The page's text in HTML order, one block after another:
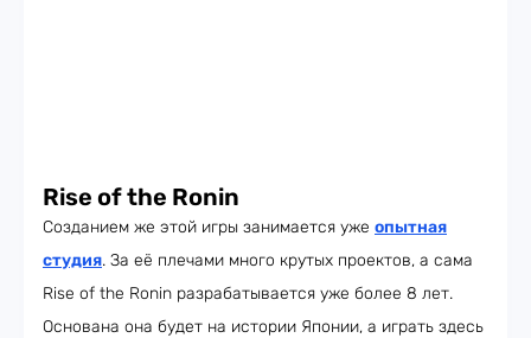
Rise of the Ronin
Созданием же этой игры занимается уже опытная
студия. За её плечами много крутых проектов, а сама
Rise of the Ronin разрабатывается уже более 8 лет.
Основана она будет на истории Японии, а играть здесь